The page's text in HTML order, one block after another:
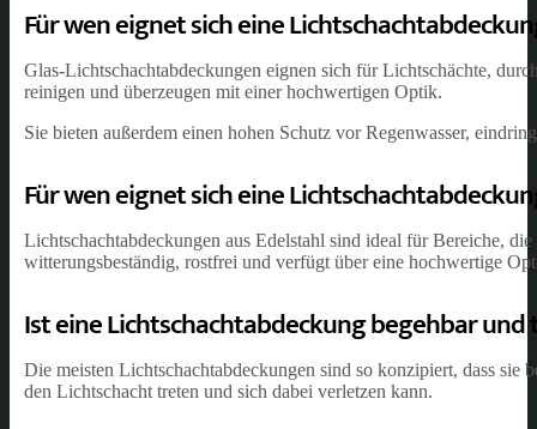
Für wen eignet sich eine
Glas-Lichtschachtabdeckungen eignen sich für Lichtschächte,
reinigen und überzeugen mit einer hochwertigen Optik.
Sie bieten außerdem einen hohen Schutz vor Regenwasser,
Für wen eignet sich eine
Lichtschachtabdeckungen aus Edelstahl sind ideal für Bereiche,
witterungsbeständig, rostfrei und verfügt über eine hochwertige
Ist eine Lichtschachtabdeckung begehbar
Die meisten Lichtschachtabdeckungen sind so konzipiert, dass sie
den Lichtschacht treten und sich dabei verletzen kann.